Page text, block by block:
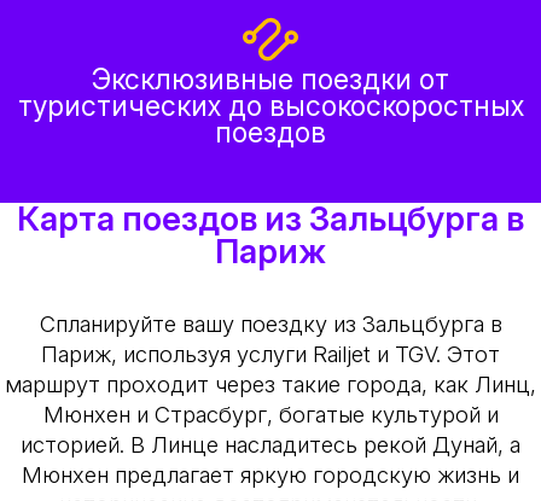
Эксклюзивные поездки от
туристических до высокоскоростных
поездов
Карта поездов из Зальцбурга в
Париж
Спланируйте вашу поездку из Зальцбурга в
Париж, используя услуги Railjet и TGV. Этот
маршрут проходит через такие города, как Линц,
Мюнхен и Страсбург, богатые культурой и
историей. В Линце насладитесь рекой Дунай, а
Мюнхен предлагает яркую городскую жизнь и